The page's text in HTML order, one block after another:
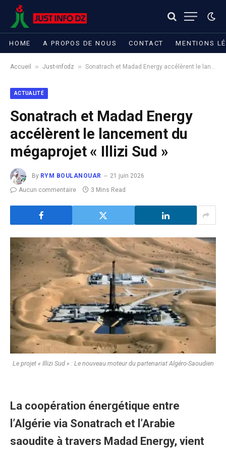
HOME A PROPOS DE NOUS CONTACT MENTIONS
Accueil » Just-infodz » Sonatrach et Madad Energy accélèrent le lancement du mégaprojet « Illizi Sud »
ACTUALITÉ
Sonatrach et Madad Energy
accélèrent le lancement du
mégaprojet « Illizi Sud »
By RYM BOULANOUAR
21 juin 2026
Aucun commentaire
3 Mins Read
Le projet « Illizi Sud » : Le nouveau moteur du partenariat Algéro-Saoudien
​La coopération énergétique entre
l’Algérie via Sonatrach et l’Arabie
saoudite à travers Madad Energy, vient